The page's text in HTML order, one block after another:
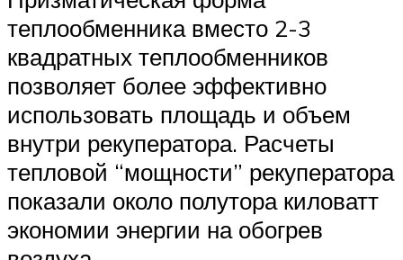
теплообменника вместо 2-3
квадратных теплообменников
позволяет более эффективно
использовать площадь и объем
внутри рекуператора. Расчеты
тепловой “мощности” рекуператора
показали около полутора киловатт
экономии энергии на обогрев